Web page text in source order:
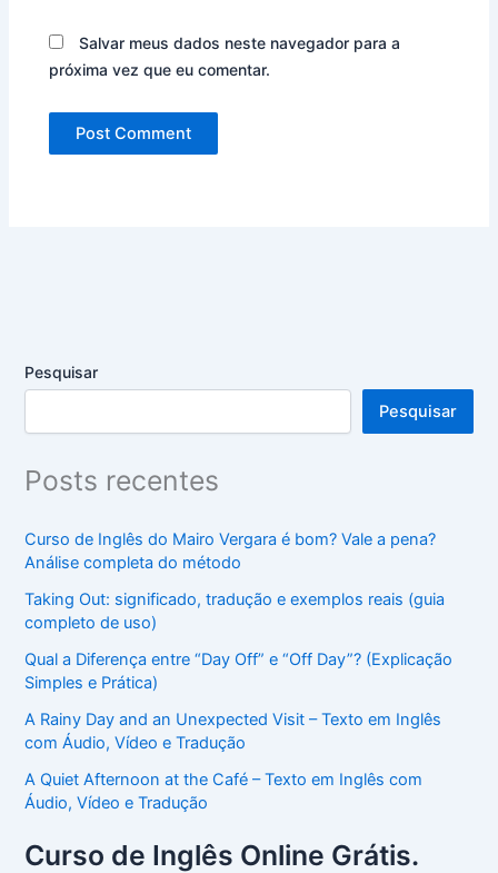
Salvar meus dados neste navegador para a
próxima vez que eu comentar.
Pesquisar
Pesquisar
Posts recentes
Curso de Inglês do Mairo Vergara é bom? Vale a pena?
Análise completa do método
Taking Out: significado, tradução e exemplos reais (guia
completo de uso)
Qual a Diferença entre “Day Off” e “Off Day”? (Explicação
Simples e Prática)
A Rainy Day and an Unexpected Visit – Texto em Inglês
com Áudio, Vídeo e Tradução
A Quiet Afternoon at the Café – Texto em Inglês com
Áudio, Vídeo e Tradução
Curso de Inglês Online Grátis.